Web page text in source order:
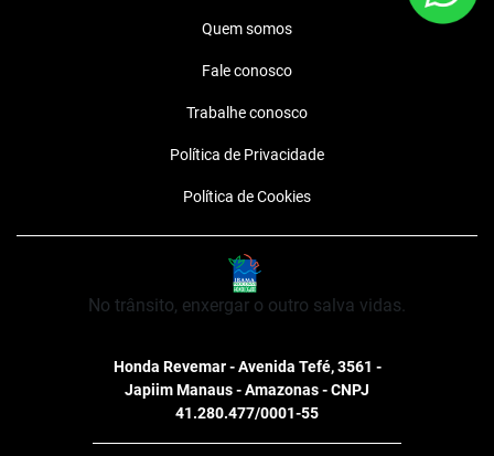
Quem somos
Fale conosco
Trabalhe conosco
Política de Privacidade
Política de Cookies
No trânsito, enxergar o outro salva vidas.